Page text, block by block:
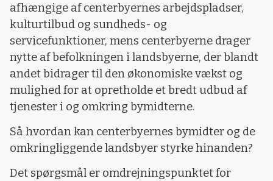
afhængige af centerbyernes arbejdspladser,
kulturtilbud og sundheds­- og
servicefunktioner, mens centerbyerne drager
nytte af befolkningen i landsbyerne, der blandt
andet bidrager til den økonomiske vækst og
mulighed for at opretholde et bredt udbud af
tjenester i og omkring bymidterne.
Så hvordan kan centerbyernes bymidter og de
omkringliggende landsbyer styrke hinanden?
Det spørgsmål er omdrejningspunktet for